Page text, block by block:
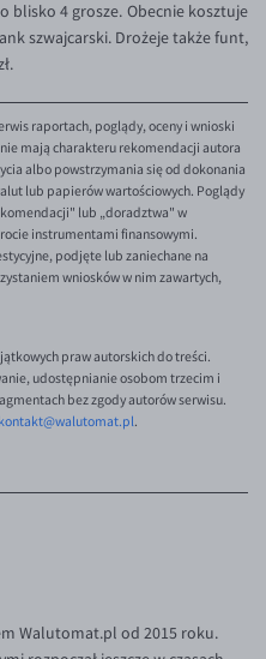
blisko 4 grosze. Obecnie kosztuje
szwajcarski. Drożeje także funt,
raportach, poglądy, oceny i wnioski
mają charakteru rekomendacji autora
albo powstrzymania się od dokonania
lub papierów wartościowych. Poglądy
lub „doradztwa" w
instrumentami finansowymi.
podjęte lub zaniechane na
wniosków w nim zawartych,
praw autorskich do treści.
udostępnianie osobom trzecim i
bez zgody autorów serwisu.
kontakt@walutomat.pl.
Walutomat.pl od 2015 roku.